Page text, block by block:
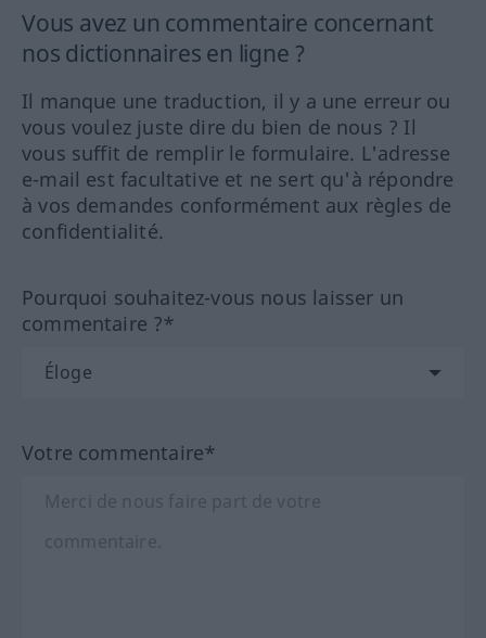
Vous avez un commentaire concernant
nos dictionnaires en ligne ?
Il manque une traduction, il y a une erreur ou
vous voulez juste dire du bien de nous ? Il
vous suffit de remplir le formulaire. L'adresse
e-mail est facultative et ne sert qu'à répondre
à vos demandes conformément aux règles de
confidentialité.
Pourquoi souhaitez-vous nous laisser un
commentaire ?*
Votre commentaire*